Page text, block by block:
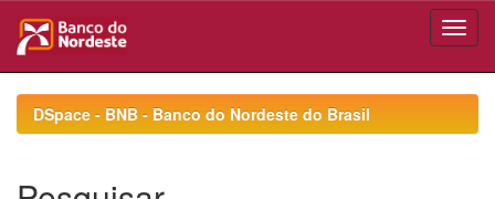
navigationDSpace - BNB - Banco do Nordeste do Brasil